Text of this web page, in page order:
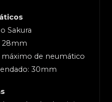
Sakura
28mm
de neumático
30mm